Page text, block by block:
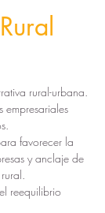
rural-urbana.
empresariales
favorecer la
y anclaje de
reequilibrio